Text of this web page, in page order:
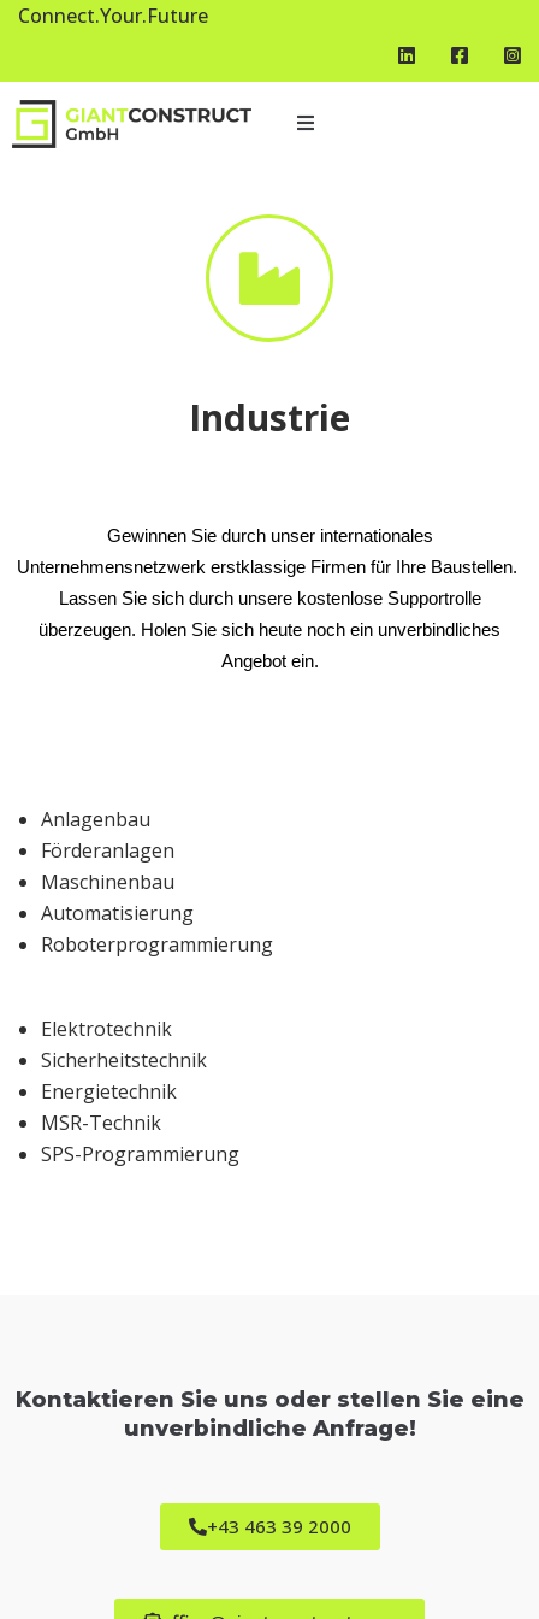
Connect.Your.Future
Industrie
Gewinnen Sie durch unser internationales
Unternehmensnetzwerk erstklassige Firmen für Ihre Baustellen.
Lassen Sie sich durch unsere kostenlose Supportrolle
überzeugen. Holen Sie sich heute noch ein unverbindliches
Angebot ein.
Anlagenbau
Förderanlagen
Maschinenbau
Automatisierung
Roboterprogrammierung
Elektrotechnik
Sicherheitstechnik
Energietechnik
MSR-Technik
SPS-Programmierung
Kontaktieren Sie uns oder stellen Sie eine
unverbindliche Anfrage!
+43 463 39 2000